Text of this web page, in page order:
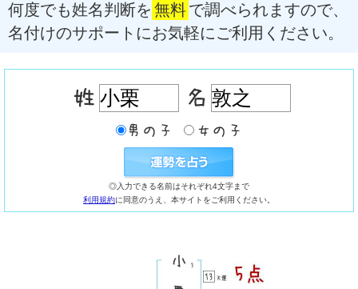
何度でも姓名判断を 無料で調べられますので、
名付けのサポートにお気軽にご利用ください。
◎入力できる名前はそれぞれ4文字まで
利用規約に同意のうえ、本サイトをご利用ください。